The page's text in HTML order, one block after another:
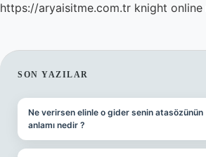
https://aryaisitme.com.tr knight online
SIDEBAR
SON YAZILAR
Ne verirsen elinle o gider senin atasözünün
anlamı nedir ?